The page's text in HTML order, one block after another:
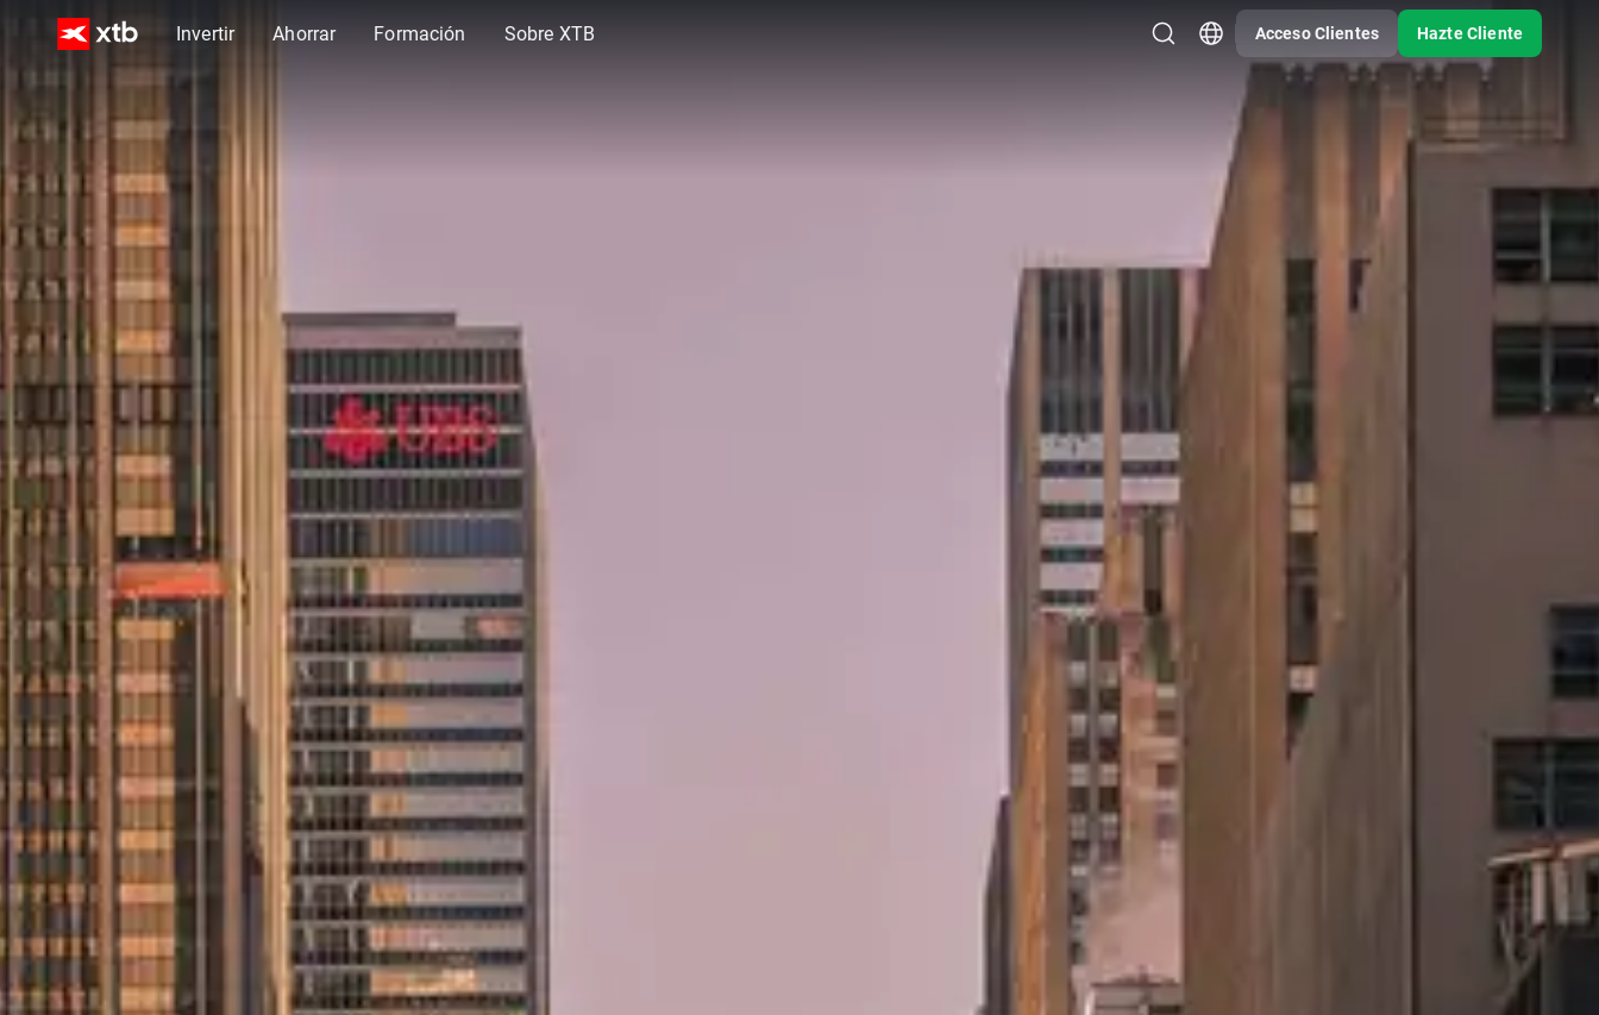
Invertir Ahorrar Formación Sobre XTB Acceso Clientes Hazte Cliente